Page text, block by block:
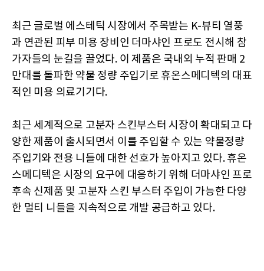
최근 글로벌 에스테틱 시장에서 주목받는 K-뷰티 열풍
과 연관된 피부 미용 장비인 더마샤인 프로도 전시해 참
가자들의 눈길을 끌었다. 이 제품은 국내외 누적 판매 2
만대를 돌파한 약물 정량 주입기로 휴온스메디텍의 대표
적인 미용 의료기기다.
최근 세계적으로 고분자 스킨부스터 시장이 확대되고 다
양한 제품이 출시되면서 이를 주입할 수 있는 약물정량
주입기와 전용 니들에 대한 선호가 높아지고 있다. 휴온
스메디텍은 시장의 요구에 대응하기 위해 더마샤인 프로
후속 신제품 및 고분자 스킨 부스터 주입이 가능한 다양
한 멀티 니들을 지속적으로 개발 공급하고 있다.